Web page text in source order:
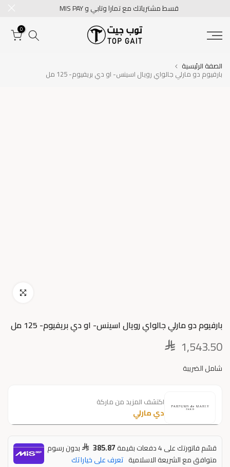
المحتوى
قسط مشترياتك مع تمارا وتابي و MIS PAY
0
الصفة الرئيسية
بارفيوم دو مارلي جالواي رويال اسينس- او دي بريفيوم- 125 مل
اضغط للتكبير
بارفيوم دو مارلي جالواي رويال اسينس- او دي بريفيوم- 125 مل
1,543.50
شامل الضريبة
اكتشف المزيد من ماركة
دي مارلي
قسّم فاتورتك على 4 دفعات بقيمة 385.87
بدون رسوم
متوافق مع الشريعة الاسلامية تعرف على خياراتك